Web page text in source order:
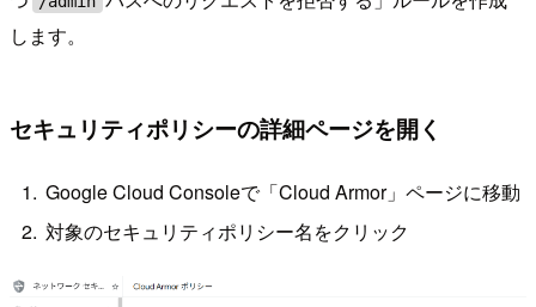
します。
セキュリティポリシーの詳細ページを開く
Google Cloud Consoleで「Cloud Armor」ページに移動
対象のセキュリティポリシー名をクリック